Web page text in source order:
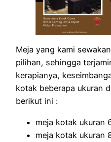
Meja yang kami
pilihan, sehingga
kerapianya,
kotak beberapa ukuran
berikut ini :
meja kotak ukuran
meja kotak ukuran